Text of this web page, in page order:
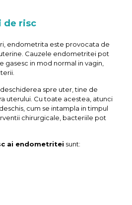
de risc
endometrita este provocata de
Cauzele endometritei pot
gasesc in mod normal in vagin,
spre uter, tine de
uterului. Cu toate acestea, atunci
cum se intampla in timpul
chirurgicale, bacteriile pot
ai endometritei sunt: